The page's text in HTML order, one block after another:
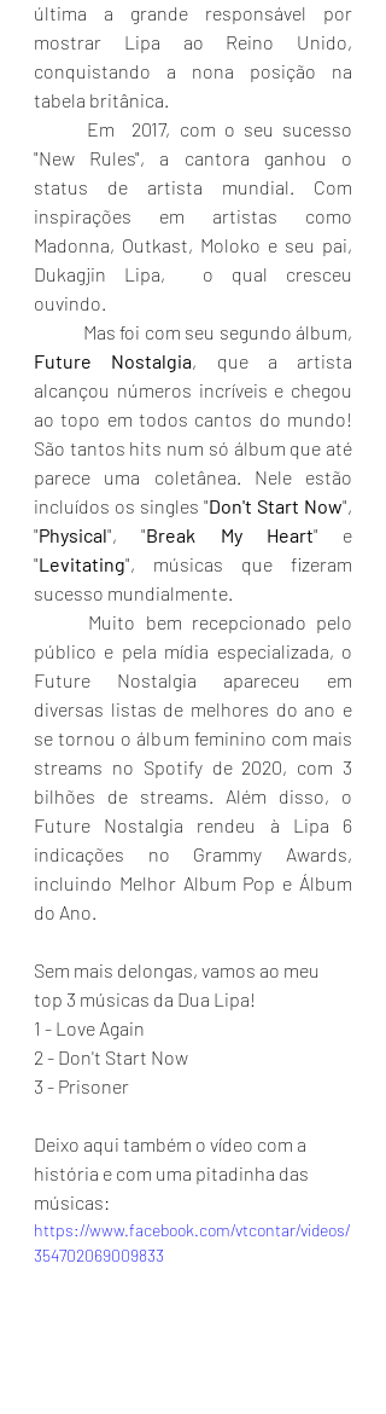
última a grande responsável por
mostrar Lipa ao Reino Unido,
conquistando a nona posição na
tabela britânica.
"New Rules", a cantora ganhou o
status de artista mundial. Com
inspirações em artistas como
Madonna, Outkast, Moloko e seu pai,
Dukagjin Lipa,  o qual cresceu
ouvindo.
Future Nostalgia, que a artista
alcançou números incríveis e chegou
ao topo em todos cantos do mundo!
São tantos hits num só álbum que até
parece uma coletânea. Nele estão
incluídos os singles "Don't Start Now",
"Physical", "Break My Heart" e
"Levitating", músicas que fizeram
sucesso mundialmente.
público e pela mídia especializada, o
Future Nostalgia apareceu em
diversas listas de melhores do ano e
se tornou o álbum feminino com mais
streams no Spotify de 2020, com 3
bilhões de streams. Além disso, o
Future Nostalgia rendeu à Lipa 6
indicações no Grammy Awards,
incluindo Melhor Album Pop e Álbum
do Ano.
Sem mais delongas, vamos ao meu
top 3 músicas da Dua Lipa!
1 - Love Again
2 - Don't Start Now
3 - Prisoner
Deixo aqui também o vídeo com a
história e com uma pitadinha das
músicas:
https://www.facebook.com/vtcontar/videos/
354702069009833